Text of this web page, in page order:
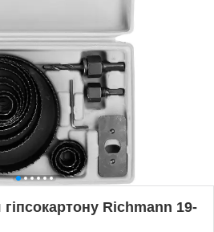
Richmann 19-